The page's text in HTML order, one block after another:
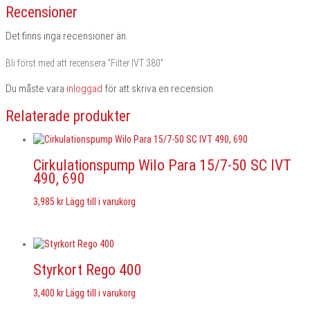
Recensioner
Det finns inga recensioner än.
Bli först med att recensera ”Filter IVT 380”
Du måste vara inloggad för att skriva en recension.
Relaterade produkter
Cirkulationspump Wilo Para 15/7-50 SC IVT
490, 690
3,985 kr Lägg till i varukorg
Styrkort Rego 400
3,400 kr Lägg till i varukorg